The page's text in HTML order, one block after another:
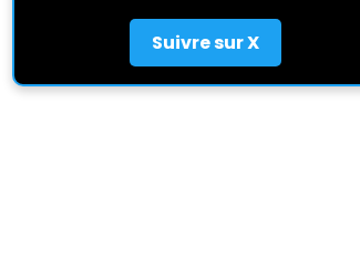
Suivre sur X